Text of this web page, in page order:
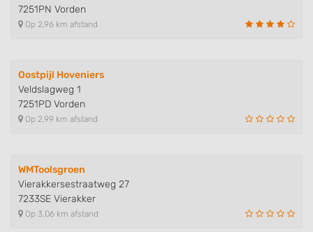
7251PN Vorden
Op 2,96 km afstand
Oostpijl Hoveniers
Veldslagweg 1
7251PD Vorden
Op 2,99 km afstand
WMToolsgroen
Vierakkersestraatweg 27
7233SE Vierakker
Op 3,06 km afstand